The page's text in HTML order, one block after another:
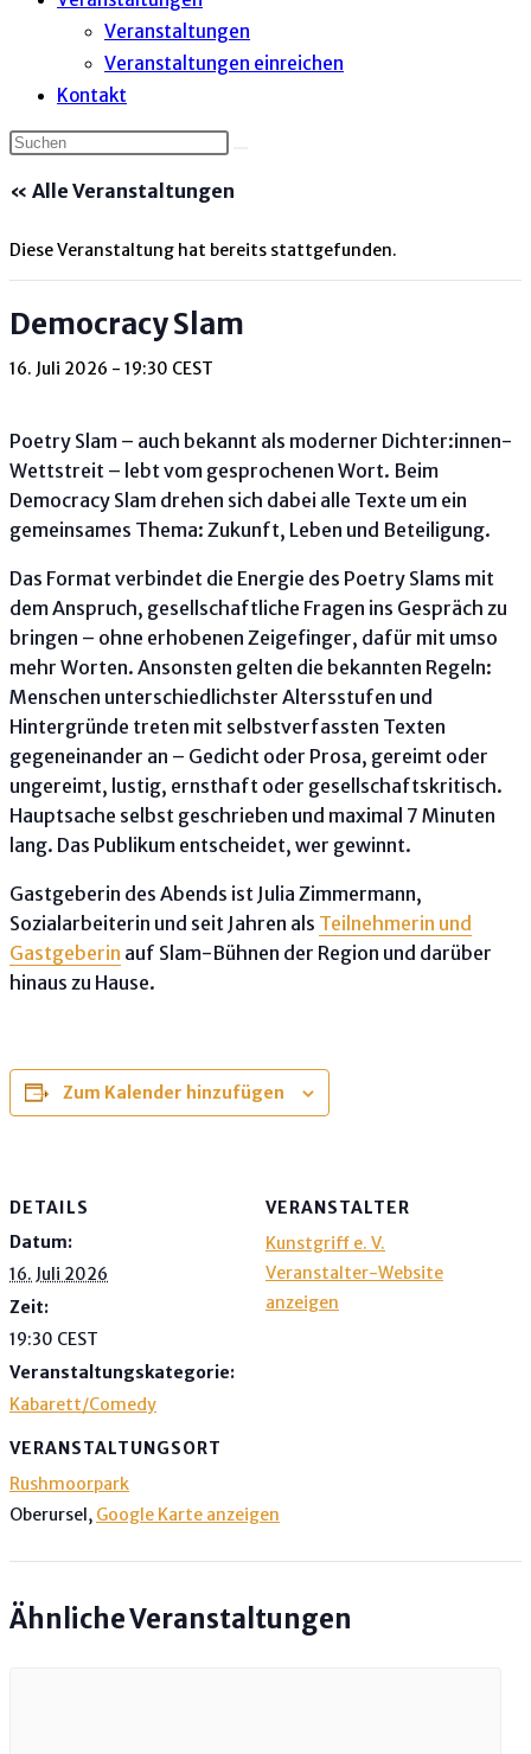
Veranstaltungen
Veranstaltungen einreichen
Kontakt
« Alle Veranstaltungen
Diese Veranstaltung hat bereits stattgefunden.
Democracy Slam
16. Juli 2026 - 19:30 CEST
Poetry Slam – auch bekannt als moderner Dichter:innen-
Wettstreit – lebt vom gesprochenen Wort. Beim
Democracy Slam drehen sich dabei alle Texte um ein
gemeinsames Thema: Zukunft, Leben und Beteiligung.
Das Format verbindet die Energie des Poetry Slams mit
dem Anspruch, gesellschaftliche Fragen ins Gespräch zu
bringen – ohne erhobenen Zeigefinger, dafür mit umso
mehr Worten. Ansonsten gelten die bekannten Regeln:
Menschen unterschiedlichster Altersstufen und
Hintergründe treten mit selbstverfassten Texten
gegeneinander an – Gedicht oder Prosa, gereimt oder
ungereimt, lustig, ernsthaft oder gesellschaftskritisch.
Hauptsache selbst geschrieben und maximal 7 Minuten
lang. Das Publikum entscheidet, wer gewinnt.
Gastgeberin des Abends ist Julia Zimmermann,
Sozialarbeiterin und seit Jahren als Teilnehmerin und
Gastgeberin auf Slam-Bühnen der Region und darüber
hinaus zu Hause.
Zum Kalender hinzufügen
DETAILS
Datum:
16. Juli 2026
Zeit:
19:30 CEST
Veranstaltungskategorie:
Kabarett/Comedy
VERANSTALTUNGSORT
Rushmoorpark
Oberursel, Google Karte anzeigen
VERANSTALTER
Kunstgriff e. V.
Veranstalter-Website
anzeigen
Ähnliche Veranstaltungen